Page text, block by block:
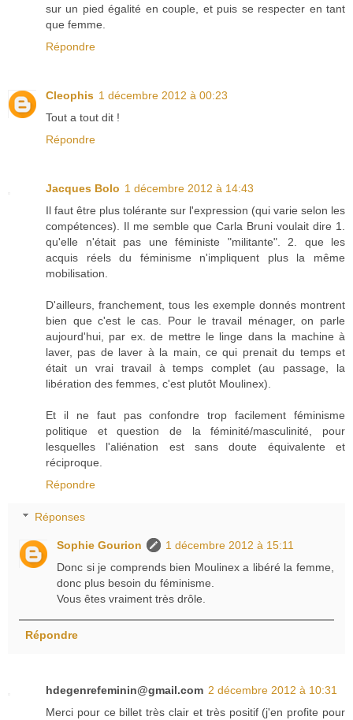
sur un pied égalité en couple, et puis se respecter en tant
que femme.
Répondre
Cleophis 1 décembre 2012 à 00:23
Tout a tout dit !
Répondre
Jacques Bolo 1 décembre 2012 à 14:43
Il faut être plus tolérante sur l'expression (qui varie selon les
compétences). Il me semble que Carla Bruni voulait dire 1.
qu'elle n'était pas une féministe "militante". 2. que les
acquis réels du féminisme n'impliquent plus la même
mobilisation.
D'ailleurs, franchement, tous les exemple donnés montrent
bien que c'est le cas. Pour le travail ménager, on parle
aujourd'hui, par ex. de mettre le linge dans la machine à
laver, pas de laver à la main, ce qui prenait du temps et
était un vrai travail à temps complet (au passage, la
libération des femmes, c'est plutôt Moulinex).
Et il ne faut pas confondre trop facilement féminisme
politique et question de la féminité/masculinité, pour
lesquelles l'aliénation est sans doute équivalente et
réciproque.
Répondre
Réponses
Sophie Gourion
1 décembre 2012 à 15:11
Donc si je comprends bien Moulinex a libéré la femme,
donc plus besoin du féminisme.
Vous êtes vraiment très drôle.
Répondre
hdegenrefeminin@gmail.com 2 décembre 2012 à 10:31
Merci pour ce billet très clair et très positif (j'en profite pour